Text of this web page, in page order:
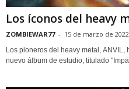
Los íconos del heavy
ZOMBIEWAR77 - 15 de marzo de 2022
Los pioneros del heavy metal,
nuevo álbum de estudio, titulado